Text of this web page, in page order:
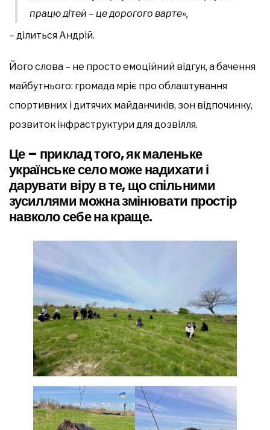
працю дітей – це дорогого варте»,
– ділиться Андрій.
Його слова – не просто емоційний відгук, а бачення
майбутнього: громада мріє про облаштування
спортивних і дитячих майданчиків, зон відпочинку,
розвиток інфраструктури для дозвілля.
Це – приклад того, як маленьке
українське село може надихати і
дарувати віру в те, що спільними
зусиллями можна змінювати простір
навколо себе на краще.